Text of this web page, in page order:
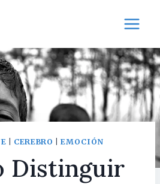
CEREBRO |EMOCIÓN
Distinguir